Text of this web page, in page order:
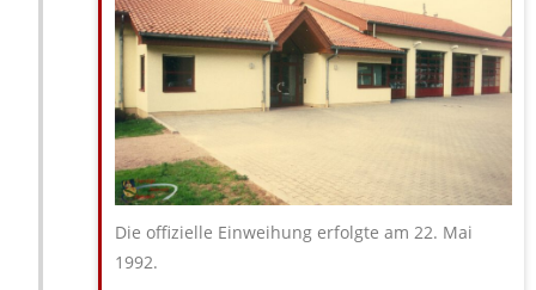
Die offizielle Einweihung erfolgte am 22. Mai
1992.